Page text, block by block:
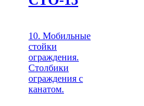
10. Мобильные
стойки
ограждения.
Столбики
ограждения с
канатом.